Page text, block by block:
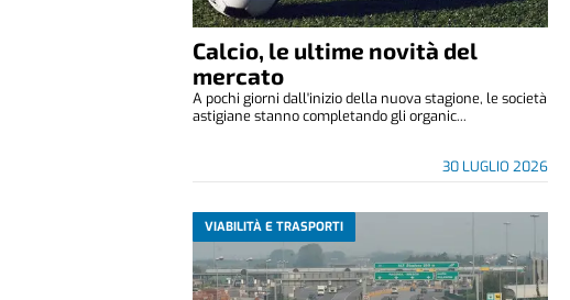
Calcio, le ultime novità del
mercato
30 LUGLIO 2026
A pochi giorni dall'inizio della nuova stagione, le società
astigiane stanno completando gli organic...
VIABILITÀ E TRASPORTI